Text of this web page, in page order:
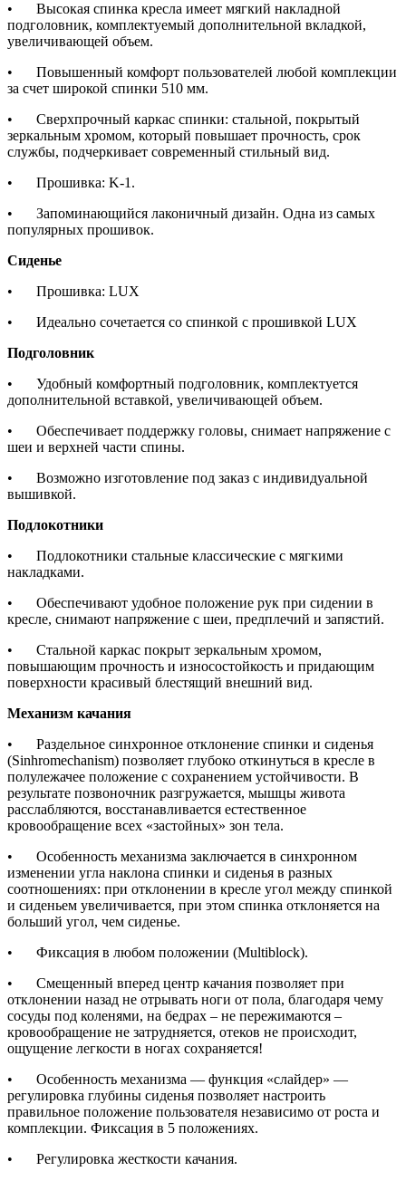
•
Высокая спинка кресла имеет мягкий накладной
подголовник, комплектуемый дополнительной вкладкой,
увеличивающей объем.
•
Повышенный комфорт пользователей любой комплекции
за счет широкой спинки 510 мм.
•
Сверхпрочный каркас спинки: стальной, покрытый
зеркальным хромом, который повышает прочность, срок
службы, подчеркивает современный стильный вид.
•
Прошивка: K-1.
•
Запоминающийся лаконичный дизайн. Одна из самых
популярных прошивок.
Сиденье
•
Прошивка: LUX
•
Идеально сочетается со спинкой с прошивкой LUX
Подголовник
•
Удобный комфортный подголовник, комплектуется
дополнительной вставкой, увеличивающей объем.
•
Обеспечивает поддержку головы, снимает напряжение с
шеи и верхней части спины.
•
Возможно изготовление под заказ с индивидуальной
вышивкой.
Подлокотники
•
Подлокотники стальные классические с мягкими
накладками.
•
Обеспечивают удобное положение рук при сидении в
кресле, снимают напряжение с шеи, предплечий и запястий.
•
Стальной каркас покрыт зеркальным хромом,
повышающим прочность и износостойкость и придающим
поверхности красивый блестящий внешний вид.
Механизм качания
•
Раздельное синхронное отклонение спинки и сиденья
(Sinhromechanism) позволяет глубоко откинуться в кресле в
полулежачее положение с сохранением устойчивости. В
результате позвоночник разгружается, мышцы живота
расслабляются, восстанавливается естественное
кровообращение всех «застойных» зон тела.
•
Особенность механизма заключается в синхронном
изменении угла наклона спинки и сиденья в разных
соотношениях: при отклонении в кресле угол между спинкой
и сиденьем увеличивается, при этом спинка отклоняется на
больший угол, чем сиденье.
•
Фиксация в любом положении (Multiblock).
•
Смещенный вперед центр качания позволяет при
отклонении назад не отрывать ноги от пола, благодаря чему
сосуды под коленями, на бедрах – не пережимаются –
кровообращение не затрудняется, отеков не происходит,
ощущение легкости в ногах сохраняется!
•
Особенность механизма — функция «слайдер» —
регулировка глубины сиденья позволяет настроить
правильное положение пользователя независимо от роста и
комплекции. Фиксация в 5 положениях.
•
Регулировка жесткости качания.